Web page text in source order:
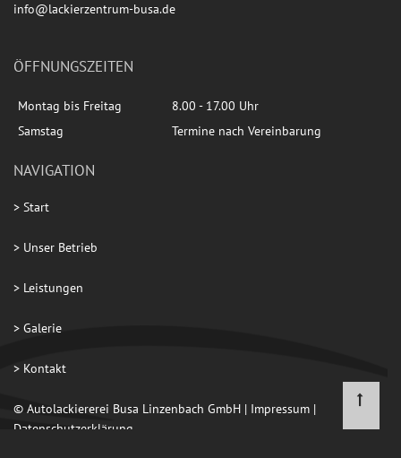
info@lackierzentrum-busa.de
ÖFFNUNGSZEITEN
Montag bis Freitag
8.00 - 17.00 Uhr
Samstag
Termine nach Vereinbarung
NAVIGATION
> Start
> Unser Betrieb
> Leistungen
> Galerie
> Kontakt
© Autolackiererei Busa Linzenbach GmbH | Impressum |
Datenschutzerklärung